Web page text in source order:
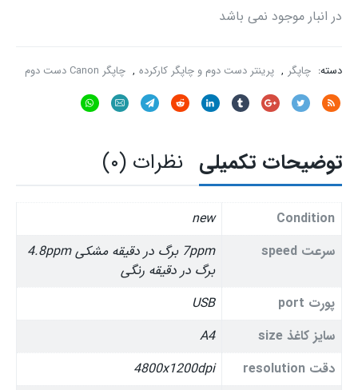
در انبار موجود نمی باشد
دسته: چاپگر , پرینتر دست دوم و چاپگر کارکرده , چاپگر Canon دست دوم
توضیحات تکمیلی نظرات (۰)
Condition
new
سرعت speed
7ppm برگ در دقیقه مشکی 4.8ppm
برگ در دقیقه رنگی
پورت port
USB
سایز کاغذ size
A4
دقت resolution
4800x1200dpi